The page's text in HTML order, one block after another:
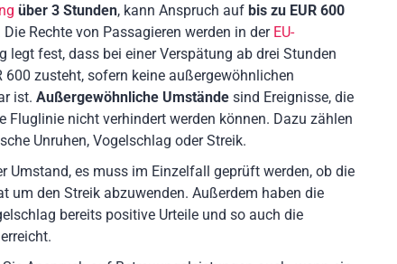
über 3 Stunden, kann Anspruch auf bis zu EUR 600
Die Rechte von Passagieren werden in der EU-
legt fest, dass bei einer Verspätung ab drei Stunden
zusteht, sofern keine außergewöhnlichen
ist. Außergewöhnliche Umstände sind Ereignisse, die
nicht verhindert werden können. Dazu zählen
Unruhen, Vogelschlag oder Streik.
es muss im Einzelfall geprüft werden, ob die
den Streik abzuwenden. Außerdem haben die
bereits positive Urteile und so auch die